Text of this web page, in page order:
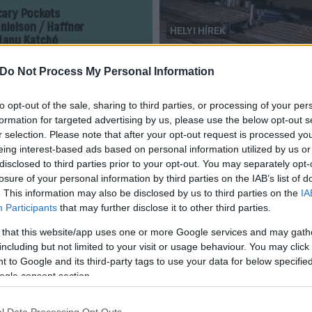
Do Not Process My Personal Information
opt-out of the sale, sharing to third parties, or processing of your
for targeted advertising by us, please use the below opt-out
selection. Please note that after your opt-out request is processed
interest-based ads based on personal information utilized by us
to third parties prior to your opt-out. You may separately
of your personal information by third parties on the IAB’s list of
This information may also be disclosed by us to third parties on the
Participants that may further disclose it to other third parties.
that this website/app uses one or more Google services and may
but not limited to your visit or usage behaviour. You may
to Google and its third-party tags to use your data for below
consent section.
Jazz Fesztivál
HELYI HÍREK
Történeti és műemléki
2023.03.15
EKF 2023 - Székesfehérvár pályázata több
pontját is megvalósítja a jövőben
2018.02.15
Kultúra